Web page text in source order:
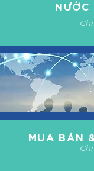
NƯỚC
MUA BÁN